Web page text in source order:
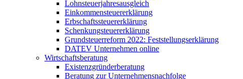
Lohnsteuerjahresausgleich
Einkommensteuererklärung
Erbschaftssteuererklärung
Schenkungsteuererklärung
Grundsteuerreform 2022: Feststellungserklärung
DATEV Unternehmen online
Wirtschaftsberatung
Existenzgründerberatung
Beratung zur Unternehmensnachfolge